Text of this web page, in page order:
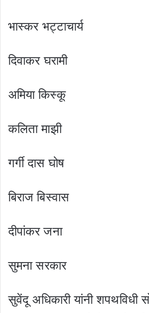
भास्कर भट्टाचार्य
दिवाकर घरामी
अमिया किस्कू
कलिता माझी
गर्गी दास घोष
बिराज बिस्वास
दीपांकर जना
सुमना सरकार
सुवेंदू अधिकारी यांनी शपथविधी